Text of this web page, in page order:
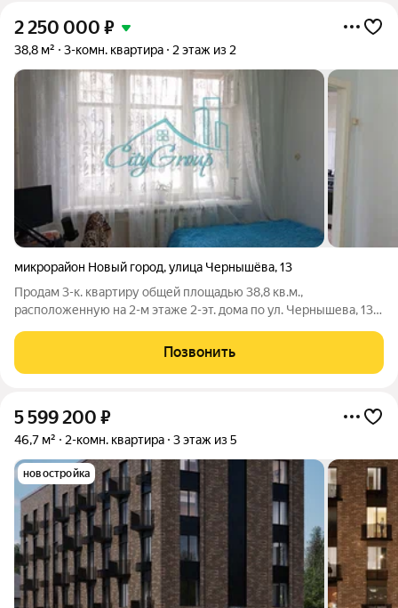
2 250 000 ₽
38,8 м² 3-комн. квартира 2 этаж из 2
микрорайон Новый город,улица Чернышёва,13
Продам 3-к. квартиру общей площадью 38,8 кв.м.,
расположенную на 2-м этаже 2-эт. дома по ул. Чернышева, 13.
сможете задать по телефону. Реальному покупателю торг! ID
объекта в нашей базе: 763
Позвонить
5 599 200 ₽
46,7 м² 2-комн. квартира 3 этаж из 5
новостройка